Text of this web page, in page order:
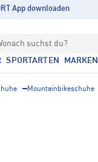
App downloaden
suchst du?
SPORTARTEN MARKEN
Mountainbikeschuhe